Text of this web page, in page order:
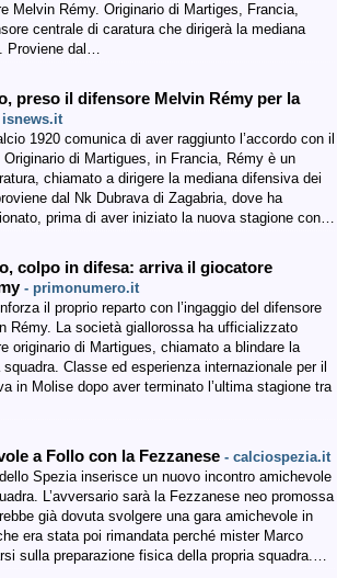
Melvin Rémy. Originario di Martiges, Francia,
centrale di caratura che dirigerà la mediana
Proviene dal…
preso il difensore Melvin Rémy per la
isnews.it
1920 comunica di aver raggiunto l’accordo con il
di Martigues, in Francia, Rémy è un
chiamato a dirigere la mediana difensiva dei
dal Nk Dubrava di Zagabria, dove ha
prima di aver iniziato la nuova stagione con…
colpo in difesa: arriva il giocatore
- primonumero.it
il proprio reparto con l’ingaggio del difensore
Rémy. La società giallorossa ha ufficializzato
originario di Martigues, chiamato a blindare la
Classe ed esperienza internazionale per il
in Molise dopo aver terminato l’ultima stagione tra
a Follo con la Fezzanese - calciospezia.it
Spezia inserisce un nuovo incontro amichevole
L’avversario sarà la Fezzanese neo promossa
già dovuta svolgere una gara amichevole in
era stata poi rimandata perché mister Marco
sulla preparazione fisica della propria squadra.…